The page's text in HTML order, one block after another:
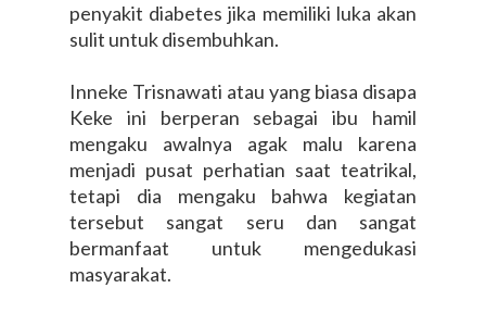
penyakit diabetes jika memiliki luka akan
sulit untuk disembuhkan.
Inneke Trisnawati atau yang biasa disapa
Keke ini berperan sebagai ibu hamil
mengaku awalnya agak malu karena
menjadi pusat perhatian saat teatrikal,
tetapi dia mengaku bahwa kegiatan
tersebut sangat seru dan sangat
bermanfaat untuk mengedukasi
masyarakat.